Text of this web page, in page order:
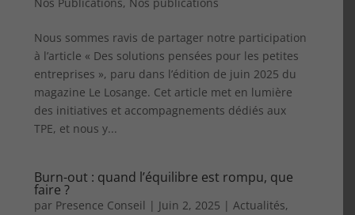
Nous sommes ravis de partager notre participation
à l’article « Des solutions pensées pour les petites
entreprises », paru dans l’édition de juin 2025 du
magazine Le Losange. Cet article met en lumière
des initiatives et accompagnements dédiés aux
TPE, et nous y...
Burn-out : quand l’équilibre est rompu, que
faire ?
par Presence Conseil | Juin 2, 2025 |Actualités,